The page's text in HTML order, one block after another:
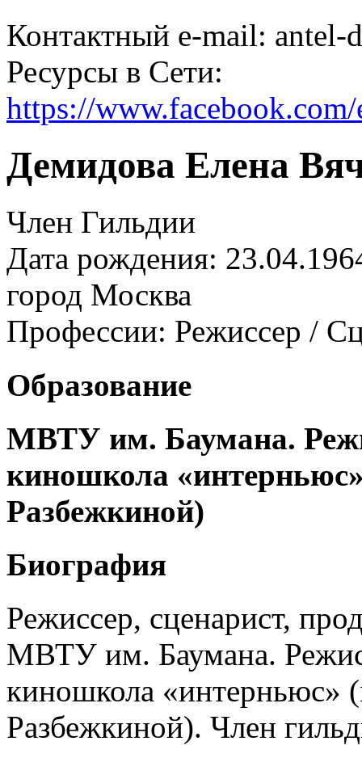
Контактный e-mail: antel-
Ресурсы в Сети:
https://
Демидова Елена
Член Гильдии
Дата рождения:
город Москва
Профессии: Режиссер /
Образование
МВТУ им. Баумана.
киношкола
Разбежкиной)
Биография
Режиссер, сценарист,
МВТУ им. Баумана.
киношкола «интерньюс»
Разбежкиной). Член